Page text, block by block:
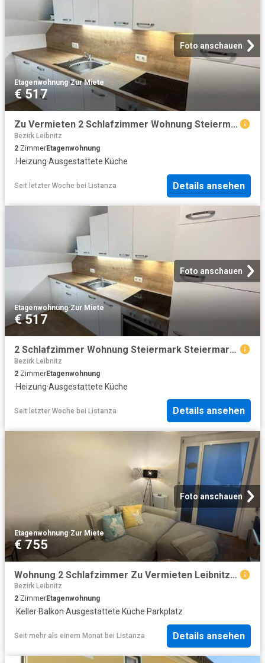
Foto anschauen
Etagenwohnung·Zur Miete
€ 517
Zu Vermieten 2 Schlafzimmer Wohnung Steiermark Steiermark DS104564828
Bezirk Leibnitz
2 ZimmerEtagenwohnung
·Heizung·Ausgestattete Küche
Seit letzter Woche bei Listanza Details ansehen
Foto anschauen
Etagenwohnung·Zur Miete
€ 517
2 Schlafzimmer Wohnung Steiermark Steiermark 104564828
Bezirk Leibnitz
2 ZimmerEtagenwohnung
·Heizung·Ausgestattete Küche
Seit letzter Woche bei Listanza Details ansehen
Foto anschauen
Etagenwohnung·Zur Miete
€ 755
Wohnung 2 Schlafzimmer Zu Vermieten Leibnitz AUT 755 ES101954728
Bezirk Leibnitz
2 ZimmerEtagenwohnung
·Keller·Balkon·Ausgestattete Küche·Parkplatz
Seit mehr als einem Monat bei Listanza Details ansehen